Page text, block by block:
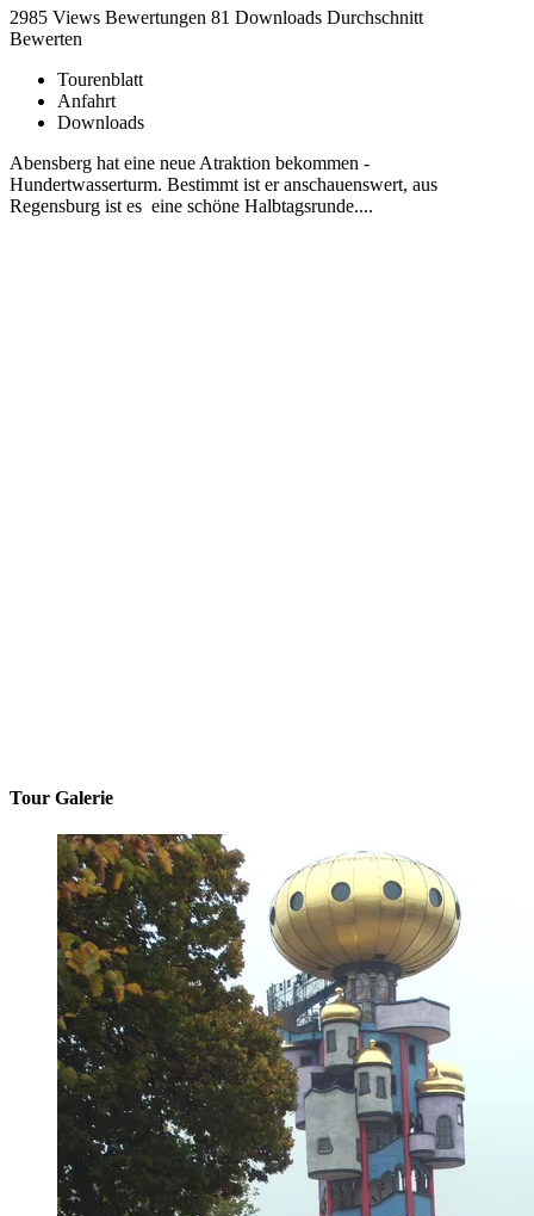
2985 Views Bewertungen 81 Downloads Durchschnitt
Bewerten
Tourenblatt
Anfahrt
Downloads
Abensberg hat eine neue Atraktion bekommen -
Hundertwasserturm. Bestimmt ist er anschauenswert, aus
Regensburg ist es eine schöne Halbtagsrunde....
Tour Galerie